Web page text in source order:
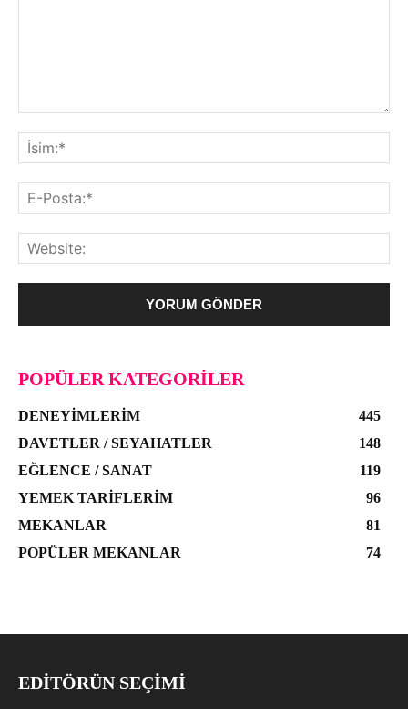
POPÜLER KATEGORILER
DENEYIMLERIM
445
DAVETLER / SEYAHATLER
148
EĞLENCE / SANAT
119
YEMEK TARIFLERIM
96
MEKANLAR
81
POPÜLER MEKANLAR
74
EDITÖRÜN SEÇIMI